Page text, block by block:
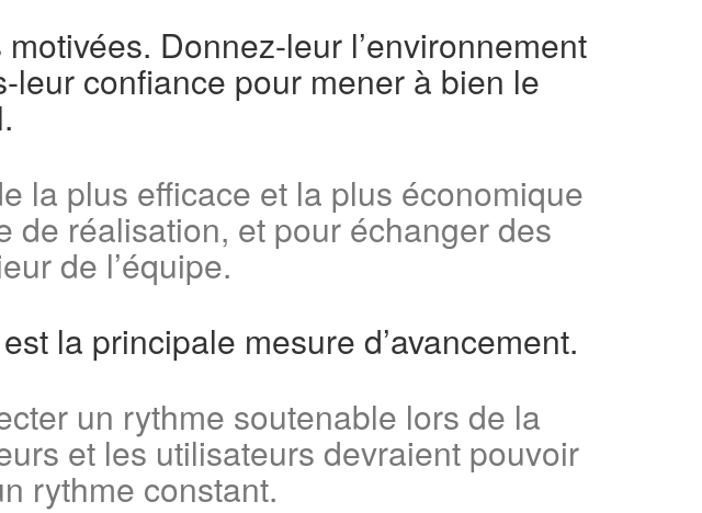
Donnez-leur l’environnement
confiance pour mener à bien le
la plus efficace et la plus économique
de réalisation, et pour échanger des
de l’équipe.
la principale mesure d’avancement.
un rythme soutenable lors de la
et les utilisateurs devraient pouvoir
rythme constant.